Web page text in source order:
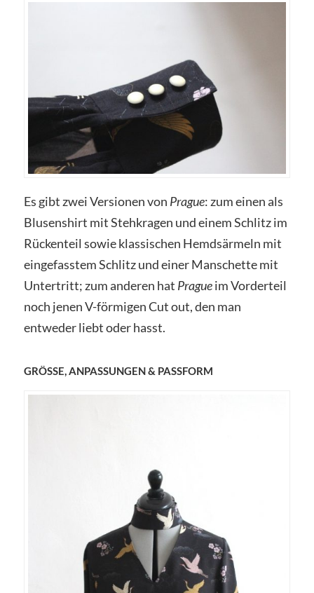
Es gibt zwei Versionen von Prague: zum einen als
Blusenshirt mit Stehkragen und einem Schlitz im
Rückenteil sowie klassischen Hemdsärmeln mit
eingefasstem Schlitz und einer Manschette mit
Untertritt; zum anderen hat Pragueim Vorderteil
noch jenen V-förmigen Cut out, den man
entweder liebt oder hasst.
GRÖSSE, ANPASSUNGEN & PASSFORM